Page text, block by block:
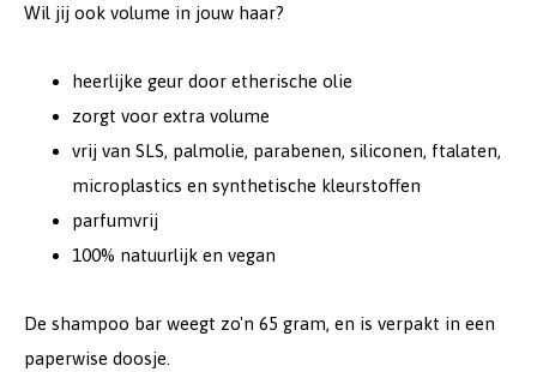
Wil jij ook volume in jouw haar?
heerlijke geur door etherische olie
zorgt voor extra volume
vrij van SLS, palmolie, parabenen, siliconen, ftalaten,
microplastics en synthetische kleurstoffen
parfumvrij
100% natuurlijk en vegan
De shampoo bar weegt zo'n 65 gram, en is verpakt in een
paperwise doosje.